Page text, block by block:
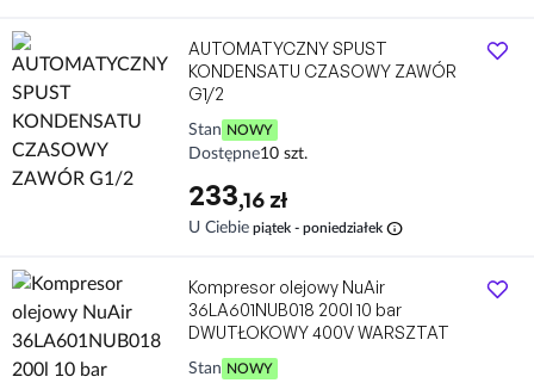
AUTOMATYCZNY SPUST
KONDENSATU CZASOWY ZAWÓR
G1/2
Stan NOWY
Dostępne10 szt.
233,16 zł
U Ciebie piątek - poniedziałek info
Kompresor olejowy NuAir
36LA601NUB018 200l 10 bar
DWUTŁOKOWY 400V WARSZTAT
Stan NOWY